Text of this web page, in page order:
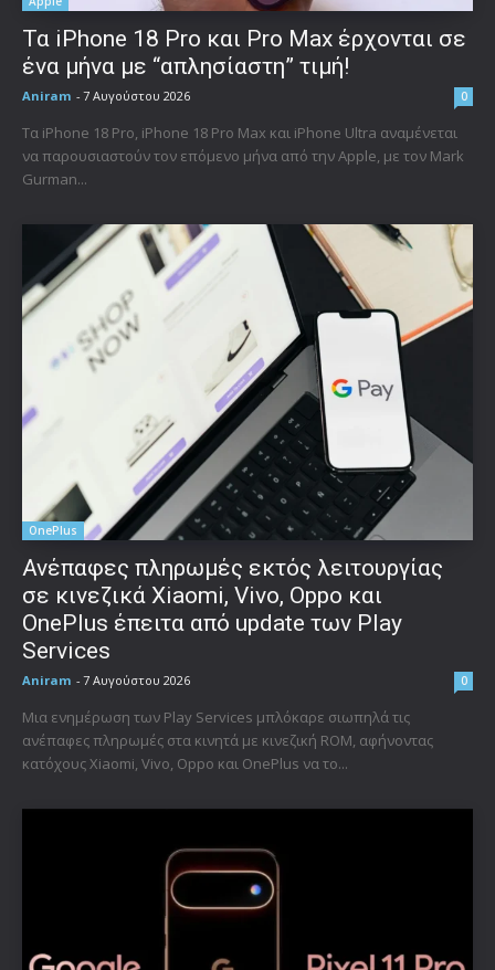
Τα iPhone 18 Pro και Pro Max έρχονται σε
ένα μήνα με “απλησίαστη” τιμή!
Aniram - 7 Αυγούστου 2026 0
Τα iPhone 18 Pro, iPhone 18 Pro Max και iPhone Ultra αναμένεται
να παρουσιαστούν τον επόμενο μήνα από την Apple, με τον Mark
Gurman...
OnePlus
Ανέπαφες πληρωμές εκτός λειτουργίας
σε κινεζικά Xiaomi, Vivo, Oppo και
OnePlus έπειτα από update των Play
Services
Aniram - 7 Αυγούστου 2026 0
Μια ενημέρωση των Play Services μπλόκαρε σιωπηλά τις
ανέπαφες πληρωμές στα κινητά με κινεζική ROM, αφήνοντας
κατόχους Xiaomi, Vivo, Oppo και OnePlus να το...